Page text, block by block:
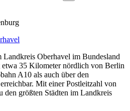
Landkreis Oberhavel im Bundesland
35 Kilometer nördlich von Berlin
A10 als auch über den
Mit einer Postleitzahl von
den größten Städten im Landkreis